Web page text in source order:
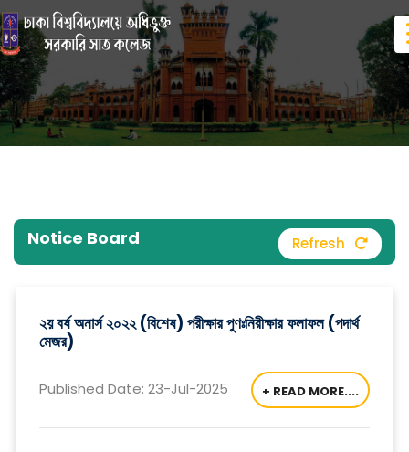
Notice Board Refresh
২য় বর্ষ অনার্স ২০২২ (বিশেষ) পরীক্ষার পুণঃনিরীক্ষার ফলাফল (পদার্থ
মেজর)
Published Date: 23-Jul-2025 + READ MORE....